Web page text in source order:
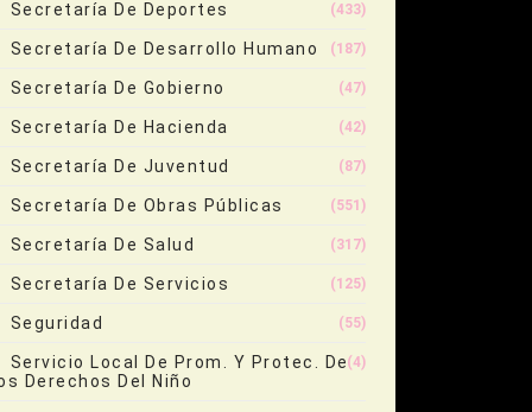
Secretaría De Deportes (433)
Secretaría De Desarrollo Humano (187)
Secretaría De Gobierno (47)
Secretaría De Hacienda (42)
Secretaría De Juventud (87)
Secretaría De Obras Públicas (551)
Secretaría De Salud (317)
Secretaría De Servicios (125)
Seguridad (55)
Servicio Local De Prom. Y Protec. De
Derechos Del Niño
(4)